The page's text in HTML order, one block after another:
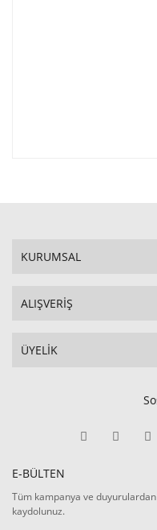
KURUMSAL
ALIŞVERİŞ
ÜYELİK
E-BÜLTEN
Tüm kampanya ve
kaydolunuz.